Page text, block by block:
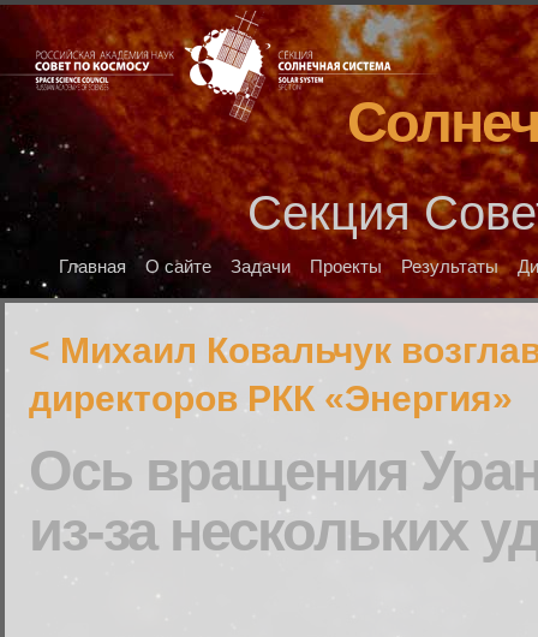
Секция
Главная О сайте Задачи Проекты Результаты
< Михаил Ковальчук
директоров РКК «Энергия»
Ось вращения
из-за нескольких